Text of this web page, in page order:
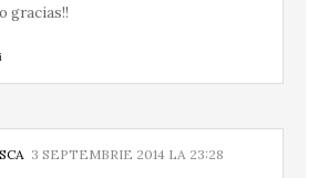
gracias!!
3 SEPTEMBRIE 2014 LA 23:28